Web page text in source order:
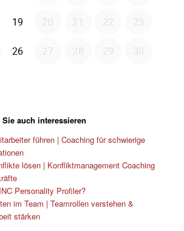
auch interessieren
führen | Coaching für schwierige
lösen | Konfliktmanagement Coaching
Personality Profiler?
im Team | Teamrollen verstehen &
stärken